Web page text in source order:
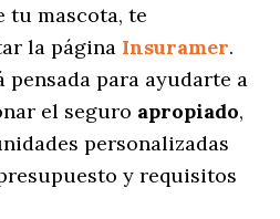
tu mascota, te
la página Insuramer.
pensada para ayudarte a
el seguro apropiado,
personalizadas
y requisitos